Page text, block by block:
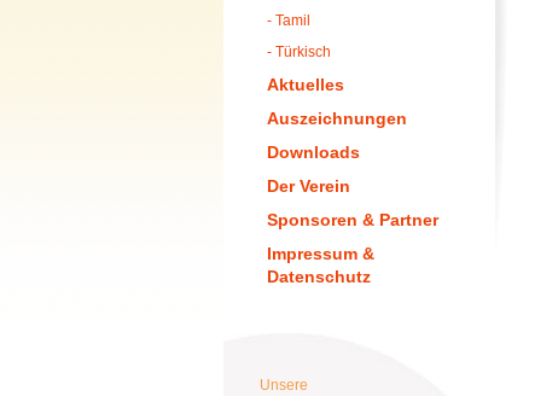
- Tamil
- Türkisch
Aktuelles
Auszeichnungen
Downloads
Der Verein
Sponsoren & Partner
Impressum &
Datenschutz
Unsere